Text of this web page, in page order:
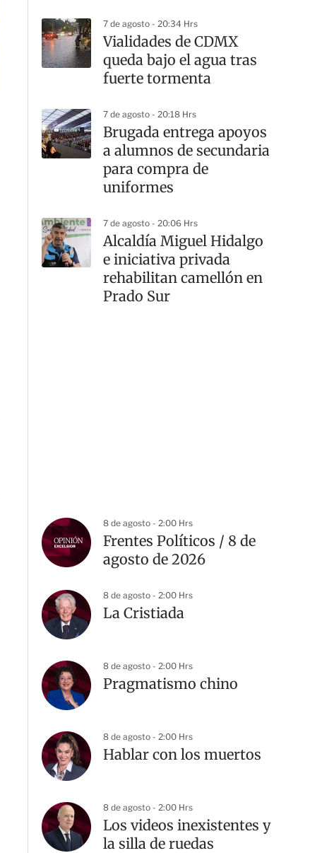
7 de agosto - 20:34 Hrs
Vialidades de CDMX
queda bajo el agua tras
fuerte tormenta
7 de agosto - 20:18 Hrs
Brugada entrega apoyos
a alumnos de secundaria
para compra de
uniformes
7 de agosto - 20:06 Hrs
Alcaldía Miguel Hidalgo
e iniciativa privada
rehabilitan camellón en
Prado Sur
8 de agosto - 2:00 Hrs
Frentes Políticos / 8 de
agosto de 2026
8 de agosto - 2:00 Hrs
La Cristiada
8 de agosto - 2:00 Hrs
Pragmatismo chino
8 de agosto - 2:00 Hrs
Hablar con los muertos
8 de agosto - 2:00 Hrs
Los videos inexistentes y
la silla de ruedas